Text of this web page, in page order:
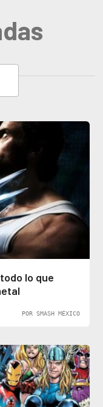
lo que
POR SMASH MÉXICO